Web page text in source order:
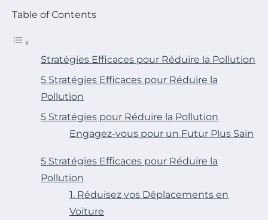
Table of Contents
Stratégies Efficaces pour Réduire la Pollution
5 Stratégies Efficaces pour Réduire la
Pollution
5 Stratégies pour Réduire la Pollution
Engagez-vous pour un Futur Plus Sain
5 Stratégies Efficaces pour Réduire la
Pollution
1. Réduisez vos Déplacements en
Voiture